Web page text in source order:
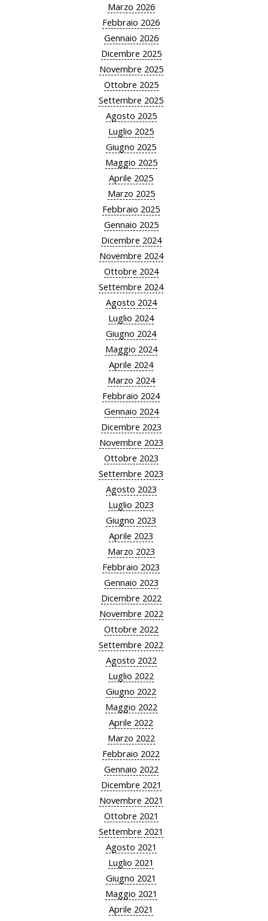
Marzo 2026
Febbraio 2026
Gennaio 2026
Dicembre 2025
Novembre 2025
Ottobre 2025
Settembre 2025
Agosto 2025
Luglio 2025
Giugno 2025
Maggio 2025
Aprile 2025
Marzo 2025
Febbraio 2025
Gennaio 2025
Dicembre 2024
Novembre 2024
Ottobre 2024
Settembre 2024
Agosto 2024
Luglio 2024
Giugno 2024
Maggio 2024
Aprile 2024
Marzo 2024
Febbraio 2024
Gennaio 2024
Dicembre 2023
Novembre 2023
Ottobre 2023
Settembre 2023
Agosto 2023
Luglio 2023
Giugno 2023
Aprile 2023
Marzo 2023
Febbraio 2023
Gennaio 2023
Dicembre 2022
Novembre 2022
Ottobre 2022
Settembre 2022
Agosto 2022
Luglio 2022
Giugno 2022
Maggio 2022
Aprile 2022
Marzo 2022
Febbraio 2022
Gennaio 2022
Dicembre 2021
Novembre 2021
Ottobre 2021
Settembre 2021
Agosto 2021
Luglio 2021
Giugno 2021
Maggio 2021
Aprile 2021